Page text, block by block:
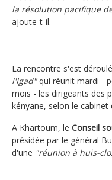
la résolution pacifique
ajoute-t-il.
La rencontre s'est
l'Igad"qui réunit mardi -
mois - les dirigeants des
kényane, selon le
A Khartoum, le Conseil
présidée par le général
d'une "réunion à huis-